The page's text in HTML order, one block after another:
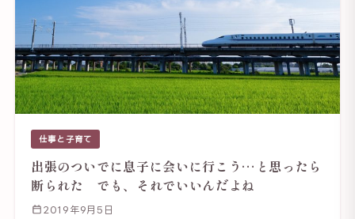
仕事と子育て
出張のついでに息子に会いに行こう…と思ったら
断られた でも、それでいいんだよね
2019年9月5日